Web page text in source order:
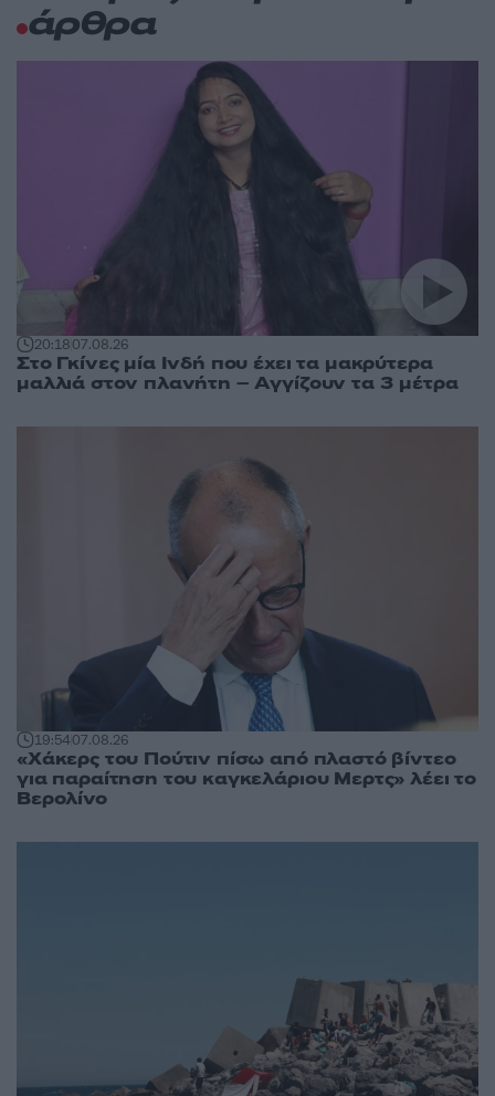
άρθρα
20:1807.08.26
Στο Γκίνες μία Ινδή που έχει τα μακρύτερα
μαλλιά στον πλανήτη – Αγγίζουν τα 3 μέτρα
19:5407.08.26
«Χάκερς του Πούτιν πίσω από πλαστό βίντεο
για παραίτηση του καγκελάριου Μερτς» λέει το
Βερολίνο